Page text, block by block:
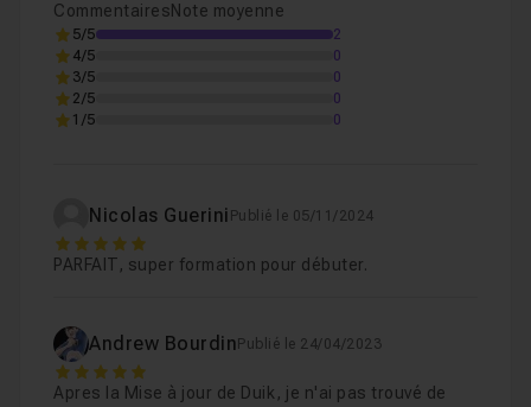
CommentairesNote moyenne
5/5
2
4/5
0
3/5
0
2/5
0
1/5
0
Nicolas Guerini Publié le 05/11/2024
5
PARFAIT, super formation pour débuter.
Andrew Bourdin Publié le 24/04/2023
5
Apres la Mise à jour de Duik, je n'ai pas trouvé de